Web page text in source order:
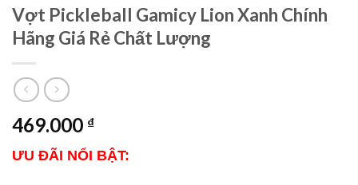
Vợt Pickleball Gamicy Lion Xanh Chính
Hãng Giá Rẻ Chất Lượng
469.000 ₫
ƯU ĐÃI NỔI BẬT: